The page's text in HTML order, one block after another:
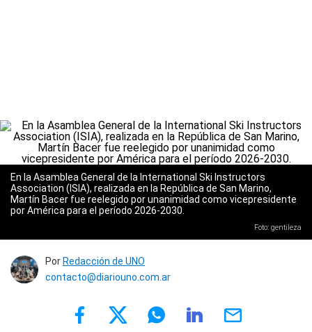
En la Asamblea General de la International Ski Instructors
Association (ISIA), realizada en la República de San Marino,
Martín Bacer fue reelegido por unanimidad como vicepresidente
por América para el período 2026-2030.
Foto: gentileza
Por Redacción de UNO
contacto@diariouno.com.ar